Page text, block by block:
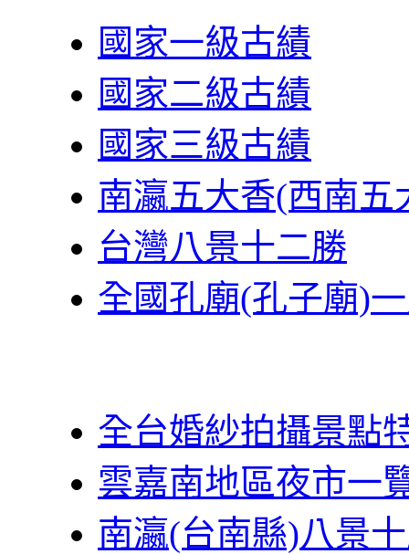
國家一級古績
國家二級古績
國家三級古績
南瀛五大香(西南五
台灣八景十二勝
全國孔廟(孔子廟)
全台婚紗拍攝景點
雲嘉南地區夜市一
南瀛(台南縣)八景